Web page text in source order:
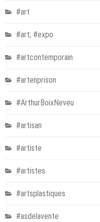
#art
#art; #expo
#artcontemporain
#artenprison
#ArthurBoixNeveu
#artisan
#artiste
#artistes
#artsplastiques
#asdelavente